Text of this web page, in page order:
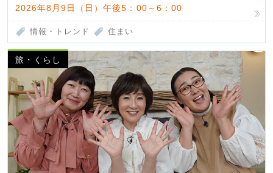
2026年8月9日（日）午後5：00～6：00
情報・トレンド 住まい
旅・くらし